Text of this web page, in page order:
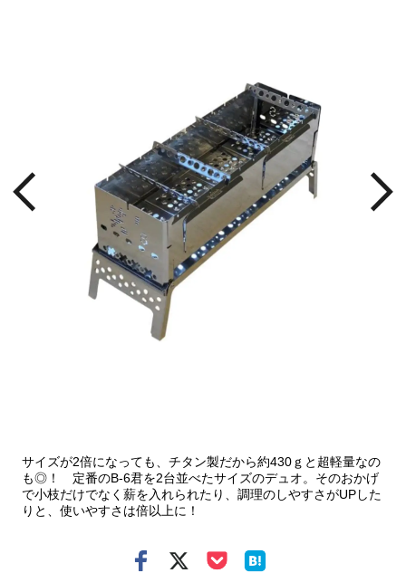
サイズが2倍になっても、チタン製だから約430ｇと超軽量なの
も◎！ 定番のB-6君を2台並べたサイズのデュオ。そのおかげ
で小枝だけでなく薪を入れられたり、調理のしやすさがUPした
りと、使いやすさは倍以上に！